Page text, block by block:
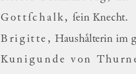
Gottſchalk, ſein Knecht.
Brigitte, Haushaͤlterin im
Kunigunde von